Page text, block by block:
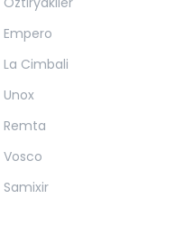
Empero
La Cimbali
Unox
Remta
Vosco
Samixir